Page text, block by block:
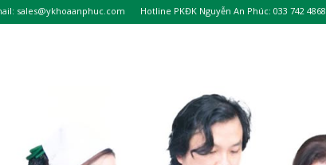
sales@ykhoaanphuc.com Hotline PKĐK Nguyễn An Phúc: 033 742 4868